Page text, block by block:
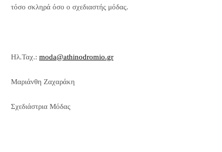
τόσο σκληρά όσο ο σχεδιαστής μόδας.
Ηλ.Ταχ.: moda@athinodromio.gr
Μαριάνθη Ζαχαράκη
Σχεδιάστρια Μόδας